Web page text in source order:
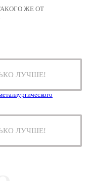
ЖЕ ОТ
ЛУЧШЕ!
ЛУЧШЕ!